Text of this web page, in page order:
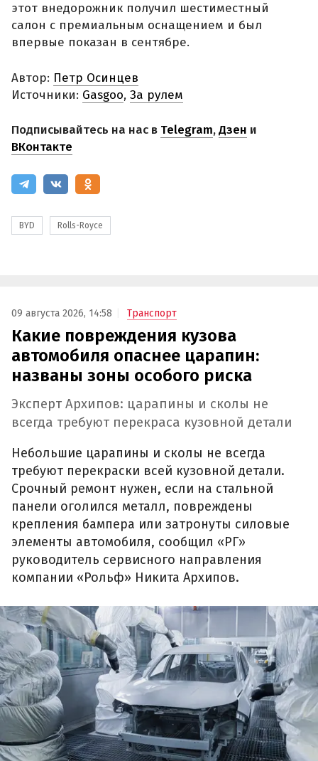
этот внедорожник получил шестиместный
салон с премиальным оснащением и был
впервые показан в сентябре.
Автор: Петр Осинцев
Источники: Gasgoo, За рулем
Подписывайтесь на нас в Telegram,Дзен и
ВКонтакте
BYD Rolls-Royce
09 августа 2026, 14:58 Транспорт
Какие повреждения кузова
автомобиля опаснее царапин:
названы зоны особого риска
Эксперт Архипов: царапины и сколы не
всегда требуют перекраса кузовной детали
Небольшие царапины и сколы не всегда
требуют перекраски всей кузовной детали.
Срочный ремонт нужен, если на стальной
панели оголился металл, повреждены
крепления бампера или затронуты силовые
элементы автомобиля, сообщил «РГ»
руководитель сервисного направления
компании «Рольф» Никита Архипов.